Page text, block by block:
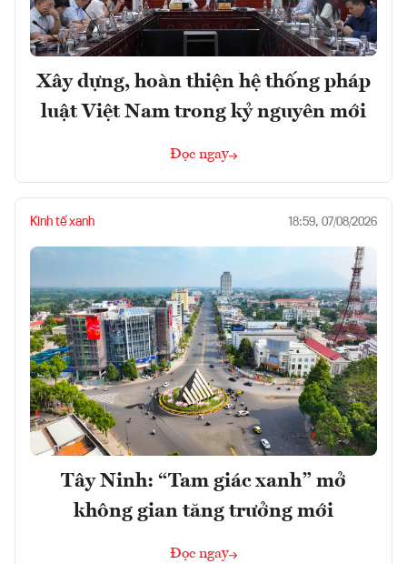
Xây dựng, hoàn thiện hệ thống pháp
luật Việt Nam trong kỷ nguyên mới
Đọc ngay
Kinh tế xanh 18:59, 07/08/2026
Tây Ninh: “Tam giác xanh” mở
không gian tăng trưởng mới
Đọc ngay